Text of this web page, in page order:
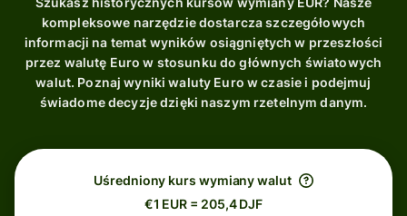
kompleksowe narzędzie dostarcza szczegółowych
informacji na temat wyników osiągniętych w przeszłości
przez walutę Euro w stosunku do głównych światowych
walut. Poznaj wyniki waluty Euro w czasie i podejmuj
świadome decyzje dzięki naszym rzetelnym danym.
Uśredniony kurs wymiany walut
€1 EUR = 205,4 DJF